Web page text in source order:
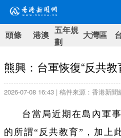
頭條 港澳 五年規
劃
大灣區
熊興：台軍恢復“反共教
2026-07-08 16:43 | 稿件來源：香港新聞
台當局近期在島內軍
的所謂“反共教育”，加上